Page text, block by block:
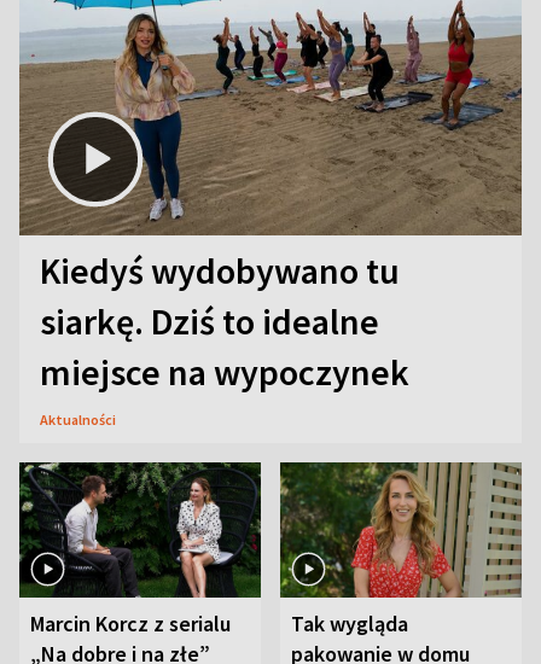
Kiedyś wydobywano tu
siarkę. Dziś to idealne
miejsce na wypoczynek
Aktualności
Marcin Korcz z serialu
„Na dobre i na złe”
Tak wygląda
pakowanie w domu